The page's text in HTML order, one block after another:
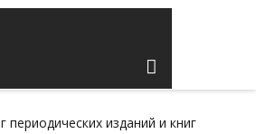
периодических изданий и книг